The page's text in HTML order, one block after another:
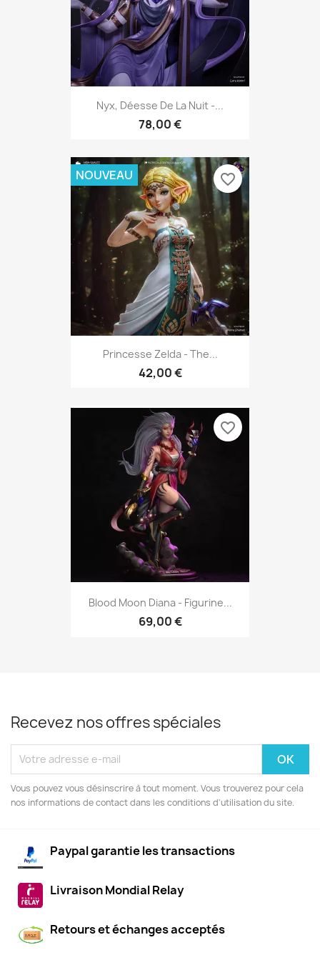
Nyx, Déesse De La Nuit -...
78,00 €
Princesse Zelda - The...
42,00 €
NOUVEAU favorite_border
Blood Moon Diana - Figurine...
69,00 €
favorite_border
Recevez nos offres spéciales
Vous pouvez vous désinscrire à tout moment. Vous trouverez pour cela
nos informations de contact dans les conditions d'utilisation du site.
Paypal garantie les transactions
Livraison Mondial Relay
Retours et échanges acceptés